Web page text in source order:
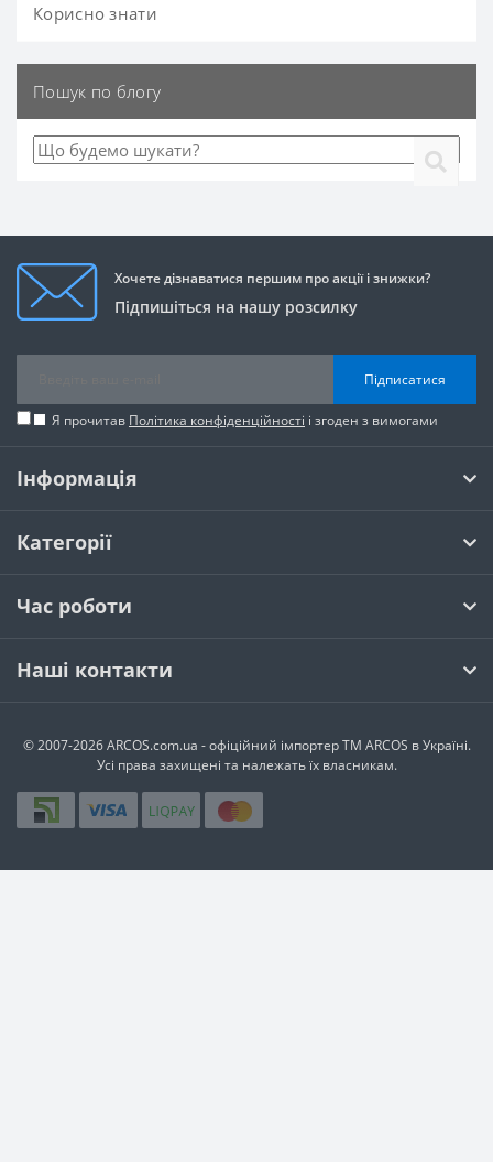
Корисно знати
Пошук по блогу
Хочете дізнаватися першим про акції і знижки?
Підпишіться на нашу розсилку
Підписатися
Я прочитав Політика конфіденційності і згоден з вимогами
Інформація
Категорії
Час роботи
Наші контакти
© 2007-2026 ARCOS.com.ua - офiцiйний iмпортер ТМ ARCOS в Україні.
Усi права захищенi та належать їх власникам.